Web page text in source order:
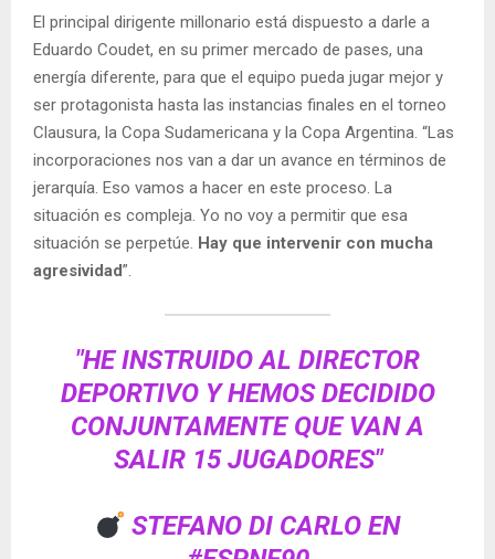
El principal dirigente millonario está dispuesto a darle a
Eduardo Coudet, en su primer mercado de pases, una
energía diferente, para que el equipo pueda jugar mejor y
ser protagonista hasta las instancias finales en el torneo
Clausura, la Copa Sudamericana y la Copa Argentina. “Las
incorporaciones nos van a dar un avance en términos de
jerarquía. Eso vamos a hacer en este proceso. La
situación es compleja. Yo no voy a permitir que esa
situación se perpetúe. Hay que intervenir con mucha
agresividad”.
"HE INSTRUIDO AL DIRECTOR
DEPORTIVO Y HEMOS DECIDIDO
CONJUNTAMENTE QUE VAN A
SALIR 15 JUGADORES"
STEFANO DI CARLO EN